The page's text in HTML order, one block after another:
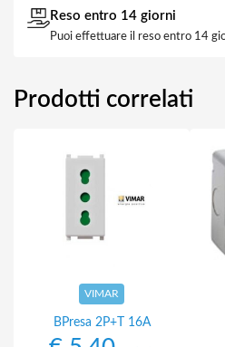
Reso entro 14 giorni
Puoi effettuare il reso entro 14
Prodotti correlati
VIMAR
BPresa 2P+T 16A